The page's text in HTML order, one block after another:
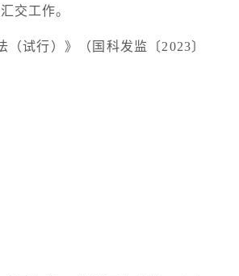
交工作。
（试行）》（国科发监〔 2023〕